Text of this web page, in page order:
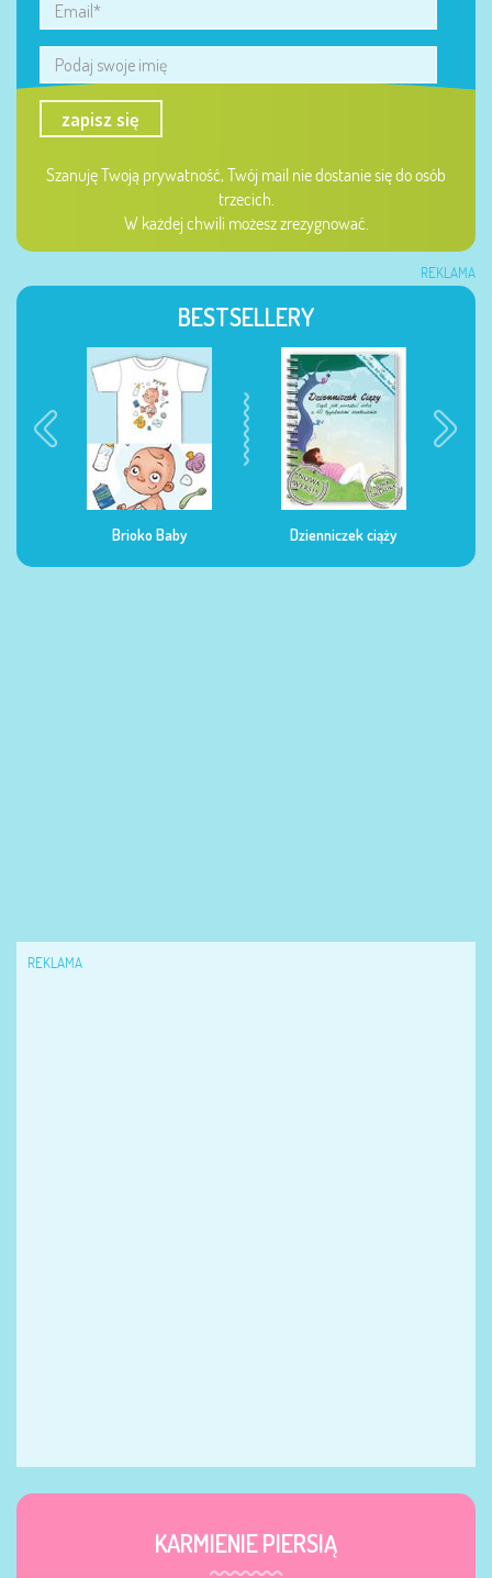
zapisz się
Szanuję Twoją prywatność, Twój mail nie dostanie się do osób
trzecich.
W każdej chwili możesz zrezygnować.
REKLAMA
BESTSELLERY
Dzienniczek ciąży Dzienniczek żywienia
REKLAMA
KARMIENIE PIERSIĄ